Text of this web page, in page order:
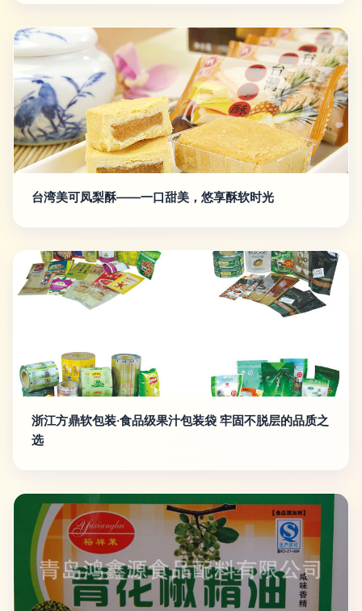
台湾美可凤梨酥——一口甜美，悠享酥软时光
浙江方鼎软包装·食品级果汁包装袋 牢固不脱层的品质之
选